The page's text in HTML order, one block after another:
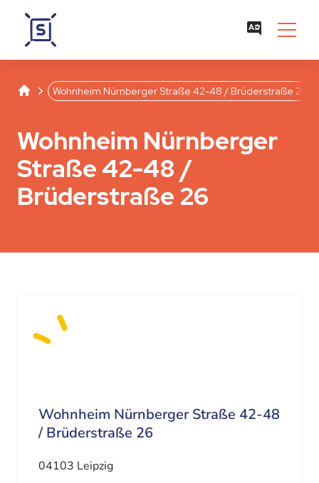
Studentenwerk Leipzig
SeparatorWohnheim Nürnberger Straße 42-48 / Brüderstraße 26
Wohnheim Nürnberger
Straße 42-48 /
Brüderstraße 26
Wohnheim Nürnberger Straße 42-48
/ Brüderstraße 26
04103 Leipzig